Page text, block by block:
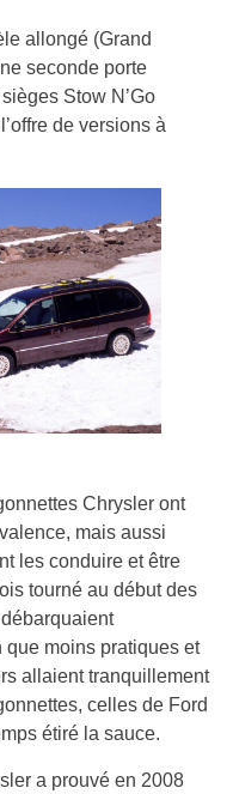
allongé (Grand
seconde porte
Stow N’Go
de versions à
Chrysler ont
mais aussi
les conduire et être
tourné au début des
que moins pratiques et
allaient tranquillement
celles de Ford
étiré la sauce.
a prouvé en 2008